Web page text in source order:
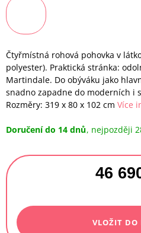
Čtyřmístná rohová pohovka v
polyester). Praktická stránka:
Martindale. Do obýváku jako
snadno zapadne do moderních i
Rozměry: 319 x 80 x 102 cm Více
Doručení do 14 dnů
46
VLOŽIT DO